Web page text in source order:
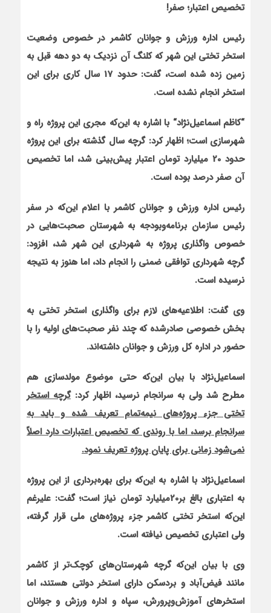
تخصیص اعتبار؛ صفر!
رئیس اداره ورزش و جوانان کاشمر در خصوص وضعیت
استخر تختی این شهر که کلنگ آن نزدیک به دو دهه قبل به
زمین زده شده است، گفت: حدود 17 سال کاری برای این
استخر انجام نشده است.
“کاظم اسماعیل‌نژاد“ با اشاره به این‌که مجری این پروژه راه و
شهرسازی است؛ اظهار کرد: گرچه سال گذشته برای این پروژه
حدود 20 میلیارد تومان اعتبار پیش‌بینی شد، اما تخصیص
آن صفر درصد بوده است.
رئیس اداره ورزش و جوانان کاشمر با اعلام این‌که در سفر
رئیس سازمان برنامه‌وبودجه به شهرستان صحبت‌هایی در
خصوص واگذاری پروژه به شهرداری این شهر شد، افزود:
گرچه شهرداری توافقی ضمنی را انجام داد، اما هنوز به نتیجه
نرسیده است.
وی گفت: اطلاعیه‌های لازم برای واگذاری استخر تختی به
بخش خصوصی صادرشده که چند نفر صحبت‌های اولیه را با
حضور در اداره کل ورزش و جوانان داشته‌اند.
اسماعیل‌نژاد با بیان این‌که حتی موضوع مولدسازی هم
مطرح شد ولی به سرانجام نرسید، اظهار کرد:گرچه استخر
تختی جزء پروژه‌های نیمه‌تمام تعریف شده و باید به
سرانجام برسد، اما با روندی که تخصیص اعتبارات دارد اصلاً
نمی‌شود زمانی برای پایان پروژه تعریف نمود.
اسماعیل‌نژاد با اشاره به این‌که برای بهره‌برداری از این پروژه
به اعتباری بالغ بر20میلیارد تومان نیاز است؛ گفت: علیرغم
این‌که استخر تختی کاشمر جزء پروژه‌های ملی قرار گرفته،
ولی اعتباری تخصیص نیافته است.
وی با بیان این‌که گرچه شهرستان‌های کوچک‌تر از کاشمر
مانند فیض‌آباد و بردسکن دارای استخر دولتی هستند، اما
استخرهای آموزش‌وپرورش، سپاه و اداره ورزش و جوانان